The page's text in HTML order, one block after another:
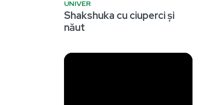
UNIVER
Shakshuka cu ciuperci și
năut